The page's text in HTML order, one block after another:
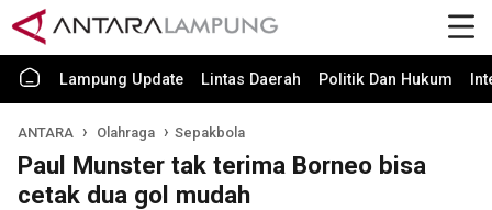
Lampung Update Lintas Daerah Politik Dan Hukum
ANTARA Olahraga Sepakbola
Paul Munster tak terima Borneo bisa
cetak dua gol mudah